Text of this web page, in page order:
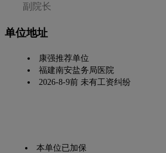
副院长
单位地址
康强推荐单位
福建南安盐务局医院
2026-8-9前 未有工资纠纷
本单位已加保